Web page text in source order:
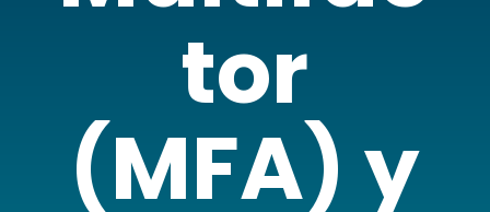
tor
(MFA) y